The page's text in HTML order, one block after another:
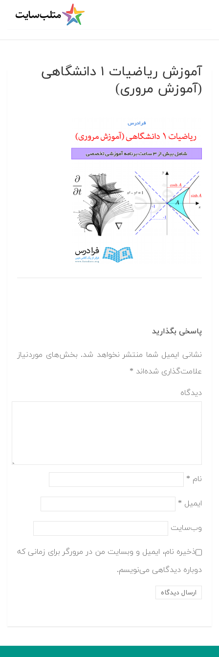
آموزش ریاضیات ۱ دانشگاهی
(آموزش مروری)
پاسخی بگذارید
نشانی ایمیل شما منتشر نخواهد شد. بخش‌های موردنیاز
علامت‌گذاری شده‌اند *
دیدگاه
نام *
ایمیل *
وب‌سایت
ذخیره نام، ایمیل و وبسایت من در مرورگر برای زمانی که
دوباره دیدگاهی می‌نویسم.